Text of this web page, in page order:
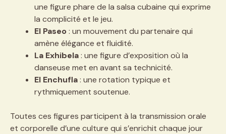
une figure phare de la salsa cubaine qui exprime
la complicité et le jeu.
El Paseo: un mouvement du partenaire qui
amène élégance et fluidité.
La Exhibela: une figure d’exposition où la
danseuse met en avant sa technicité.
El Enchufla: une rotation typique et
rythmiquement soutenue.
Toutes ces figures participent à la transmission orale
et corporelle d’une culture qui s’enrichit chaque jour